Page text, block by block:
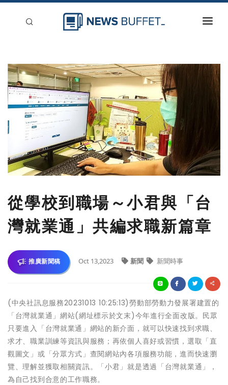
新聞稿分類
登入
刊登
從學校到職場～小君與「台
灣就業通」共編求職新篇章
推廣新聞稿 Oct 13,2023 新聞 新聞時事
(中央社訊息服務20231013 10:25:13)勞動部勞動力發展署建置的
「台灣就業通」網站(網址標示於文末)今年進行全面改版。民眾
只要進入「台灣就業通」網站的新介面，就可以快速找到求職、
求才、職業訓練等資訊與服務；再依個人喜好或習慣，選取「直
觀圖文」或「分眾方式」查閱網站內各項服務功能，進而快速瀏
覽、理解並獲取相關資訊。「小君」就是透過「台灣就業通」，
為自己找到合意的工作職務。